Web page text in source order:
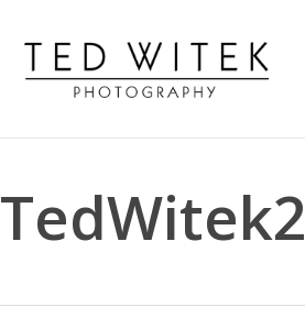
TedWitek2